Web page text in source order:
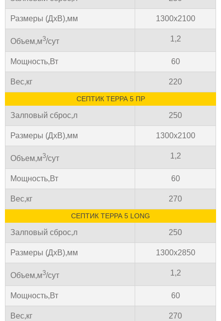
Размеры (ДхВ),мм 1300х2100
Объем,м3/сут 1,2
Мощность,Вт 60
Вес,кг 220
СЕПТИК ТЕРРА 5 ПР
Залповый сброс,л 250
Размеры (ДхВ),мм 1300х2100
Объем,м3/сут 1,2
Мощность,Вт 60
Вес,кг 270
СЕПТИК ТЕРРА 5 LONG
Залповый сброс,л 250
Размеры (ДхВ),мм 1300х2850
Объем,м3/сут 1,2
Мощность,Вт 60
Вес,кг 270